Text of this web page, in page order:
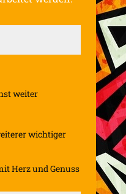
weiter
wichtiger
Herz und Genuss